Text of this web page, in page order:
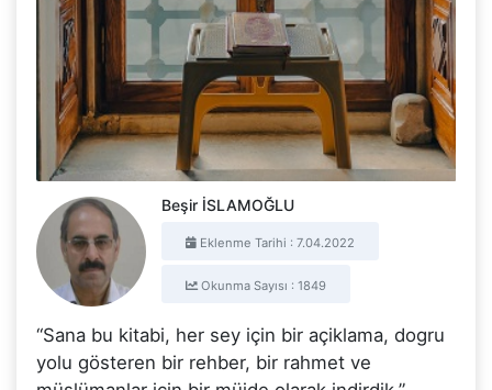
Beşir İSLAMOĞLU
Eklenme Tarihi : 7.04.2022
Okunma Sayısı : 1849
“Sana bu kitabi, her sey için bir açiklama, dogru
yolu gösteren bir rehber, bir rahmet ve